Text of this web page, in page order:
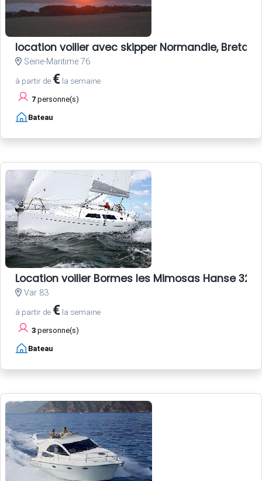
location voilier avec skipper Normandie,
Seine-Maritime 76
à partir de € la semaine
7 personne(s)
Bateau
Location voilier Bormes les Mimosas Hanse 325
Var 83
à partir de € la semaine
3 personne(s)
Bateau